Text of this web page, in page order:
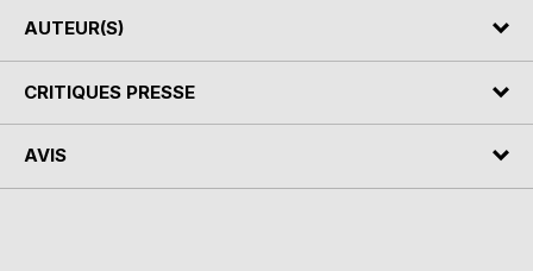
AUTEUR(S)
CRITIQUES PRESSE
AVIS